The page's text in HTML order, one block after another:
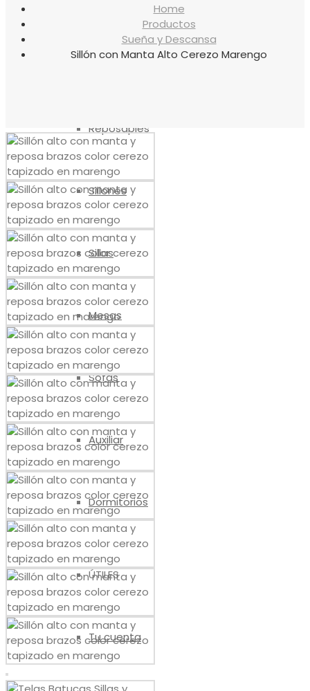
Reposapiés
Sillones
Sillas
Mesas
Sofás
Auxiliar
Dormitorios
ÚTILES
Tu cuenta
Home
Productos
Sueña y Descansa
Sillón con Manta Alto Cerezo Marengo